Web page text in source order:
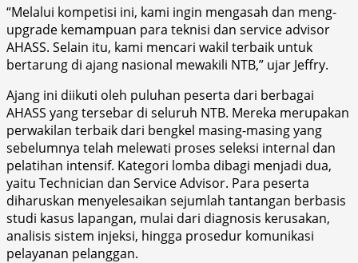
“Melalui kompetisi ini, kami ingin mengasah dan meng-
upgrade kemampuan para teknisi dan service advisor
AHASS. Selain itu, kami mencari wakil terbaik untuk
bertarung di ajang nasional mewakili NTB,” ujar Jeffry.
Ajang ini diikuti oleh puluhan peserta dari berbagai
AHASS yang tersebar di seluruh NTB. Mereka merupakan
perwakilan terbaik dari bengkel masing-masing yang
sebelumnya telah melewati proses seleksi internal dan
pelatihan intensif. Kategori lomba dibagi menjadi dua,
yaitu Technician dan Service Advisor. Para peserta
diharuskan menyelesaikan sejumlah tantangan berbasis
studi kasus lapangan, mulai dari diagnosis kerusakan,
analisis sistem injeksi, hingga prosedur komunikasi
pelayanan pelanggan.